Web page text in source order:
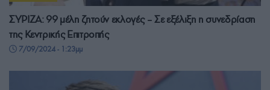
ΣΥΡΙΖΑ: 99 μέλη ζητούν εκλογές – Σε εξέλιξη η συνεδρίαση
της Κεντρικής Επιτροπής
7/09/2024 - 1:23μμ